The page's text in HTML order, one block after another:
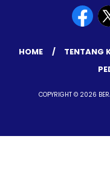
HOME TENTANG
COPYRIGHT © 2026